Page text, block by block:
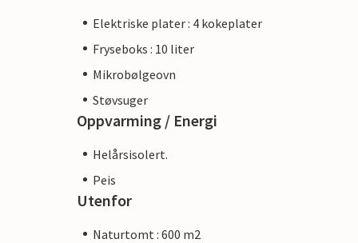
Elektriske plater : 4 kokeplater
Fryseboks : 10 liter
Mikrobølgeovn
Støvsuger
Oppvarming / Energi
Helårsisolert.
Peis
Utenfor
Naturtomt : 600 m2